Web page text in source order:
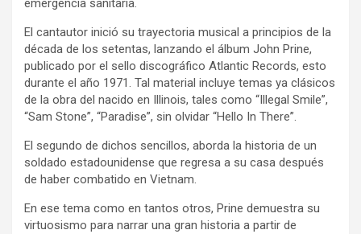
emergencia sanitaria.
El cantautor inició su trayectoria musical a principios de la
década de los setentas, lanzando el álbum John Prine,
publicado por el sello discográfico Atlantic Records, esto
durante el año 1971. Tal material incluye temas ya clásicos
de la obra del nacido en Illinois, tales como “Illegal Smile”,
“Sam Stone”, “Paradise”, sin olvidar “Hello In There”.
El segundo de dichos sencillos, aborda la historia de un
soldado estadounidense que regresa a su casa después
de haber combatido en Vietnam.
En ese tema como en tantos otros, Prine demuestra su
virtuosismo para narrar una gran historia a partir de